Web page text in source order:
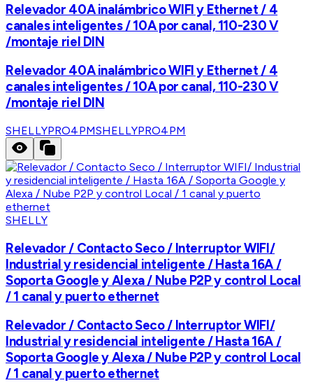
Relevador 40A inalámbrico WIFI y Ethernet / 4
canales inteligentes / 10A por canal, 110-230 V
/montaje riel DIN
Relevador 40A inalámbrico WIFI y Ethernet / 4
canales inteligentes / 10A por canal, 110-230 V
/montaje riel DIN
SHELLYPRO4PMSHELLYPRO4PM
SHELLY
Relevador / Contacto Seco / Interruptor WIFI/
Industrial y residencial inteligente / Hasta 16A /
Soporta Google y Alexa / Nube P2P y control Local
/ 1 canal y puerto ethernet
Relevador / Contacto Seco / Interruptor WIFI/
Industrial y residencial inteligente / Hasta 16A /
Soporta Google y Alexa / Nube P2P y control Local
/ 1 canal y puerto ethernet